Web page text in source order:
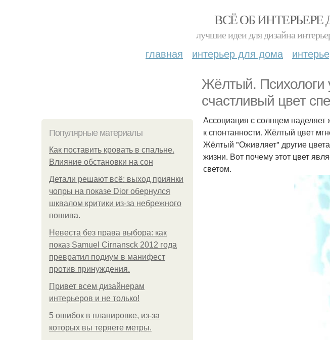
ВСЁ ОБ
лучшие идеи для дизайна
главная интерьер для дома
Жёлтый. Психологи
счастливый цвет
Популярные материалы
Как поставить кровать в спальне.
Влияние обстановки на сон
Детали решают всё: выход приянки
чопры на показе Dior обернулся
шквалом критики из-за небрежного
пошива.
Невеста без права выбора: как
показ Samuel Cirnansck 2012 года
превратил подиум в манифест
против принуждения.
Привет всем дизайнерам
интерьеров и не только!
5 ошибок в планировке, из-за
которых вы теряете метры.
Ассоциация с солнцем наделяет
к спонтанности. Жёлтый цвет
Жёлтый "Оживляет" другие
жизни. Вот почему этот цвет
светом.